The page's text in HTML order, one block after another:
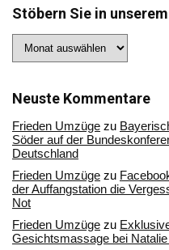
Stöbern Sie in
Sie
Archiv
Neuste Kommentare
Frieden Umzüge zu
Söder auf der
Deutschland
Frieden Umzüge zu
der Auffangstation die
Not
Frieden Umzüge zu
Gesichtsmassage bei